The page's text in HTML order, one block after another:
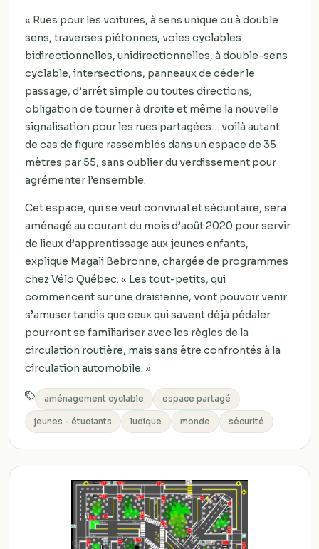
« Rues pour les voitures, à sens unique ou à double
sens, traverses piétonnes, voies cyclables
bidirectionnelles, unidirectionnelles, à double-sens
cyclable, intersections, panneaux de céder le
passage, d’arrêt simple ou toutes directions,
obligation de tourner à droite et même la nouvelle
signalisation pour les rues partagées… voilà autant
de cas de figure rassemblés dans un espace de 35
mètres par 55, sans oublier du verdissement pour
agrémenter l’ensemble.
Cet espace, qui se veut convivial et sécuritaire, sera
aménagé au courant du mois d’août 2020 pour servir
de lieux d’apprentissage aux jeunes enfants,
explique Magali Bebronne, chargée de programmes
chez Vélo Québec. « Les tout-petits, qui
commencent sur une draisienne, vont pouvoir venir
s’amuser tandis que ceux qui savent déjà pédaler
pourront se familiariser avec les règles de la
circulation routière, mais sans être confrontés à la
circulation automobile. »
aménagement cyclable espace partagé
jeunes - étudiants ludique monde sécurité